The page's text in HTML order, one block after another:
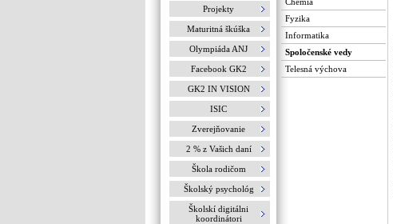
Projekty
Maturitná škúška
Olympiáda ANJ
Facebook GK2
GK2 IN VISION
ISIC
Zverejňovanie
2 % z Vašich daní
Škola rodičom
Školský psychológ
Školskí digitálni
koordinátori
Fyzika
Informatika
Spoločenské vedy
Telesná výchova